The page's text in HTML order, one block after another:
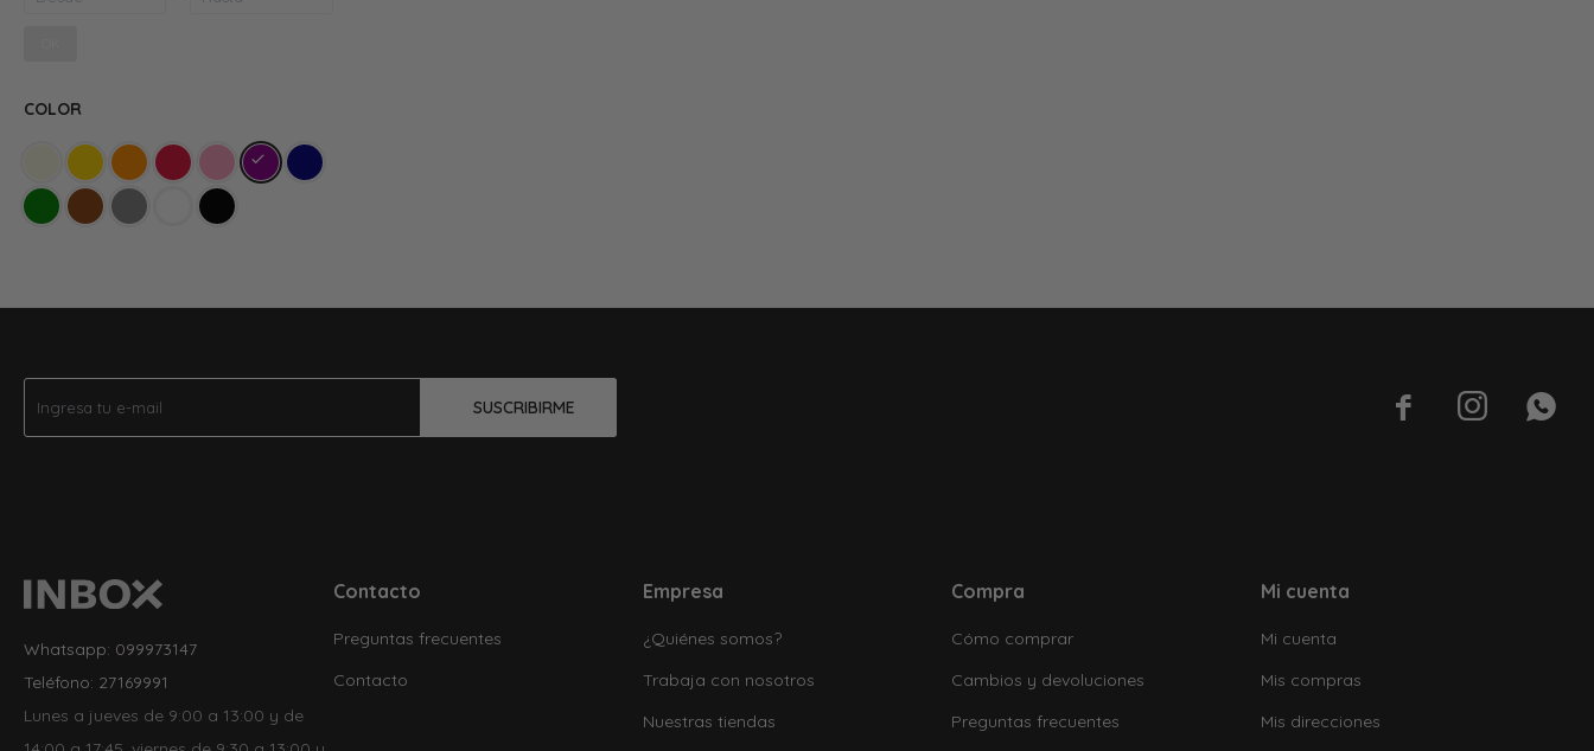
COLOR
SUSCRIBIRME   
Whatsapp: 099973147
Teléfono: 27169991
Lunes a jueves de 9:00 a 13:00 y de
Contacto
Preguntas frecuentes
Contacto
Empresa
¿Quiénes somos?
Trabaja con nosotros
Nuestras tiendas
Compra
Cómo comprar
Cambios y devoluciones
Preguntas frecuentes
Mi cuenta
Mi cuenta
Mis compras
Mis direcciones